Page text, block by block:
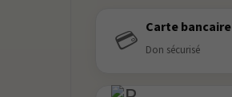
💳 Carte bancaire
Don sécurisé